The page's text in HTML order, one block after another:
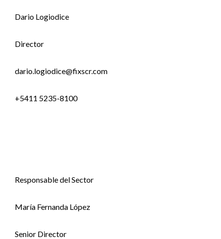
Dario Logiodice
Director
dario.logiodice@fixscr.com
+5411 5235-8100
Responsable del Sector
María Fernanda López
Senior Director